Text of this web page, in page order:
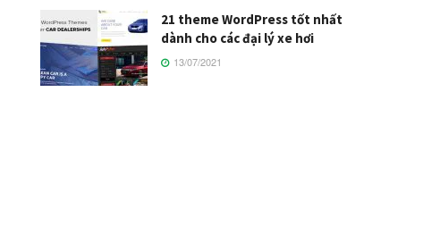
21 theme WordPress tốt nhất
dành cho các đại lý xe hơi
13/07/2021